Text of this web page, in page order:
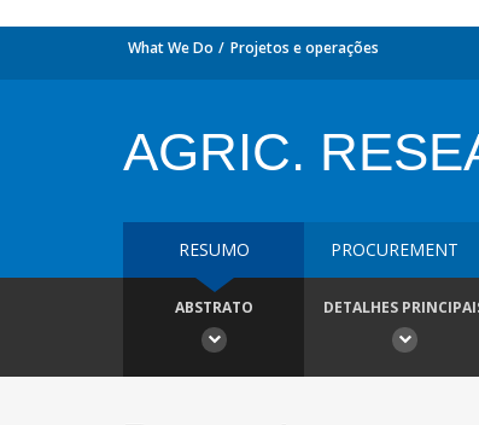
What We Do Projetos e operações
AGRIC.
RESUMO PROCUREMENT
ABSTRATO DETALHES